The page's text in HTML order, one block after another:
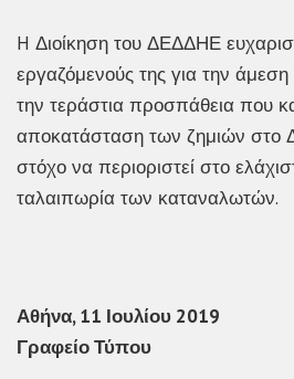
H Διοίκηση του ΔΕΔΔΗΕ
εργαζόμενούς της για την
την τεράστια προσπάθεια που
αποκατάσταση των ζημιών στο
στόχο να περιοριστεί στο
ταλαιπωρία των καταναλωτών.
Αθήνα, 11 Ιουλίου
Γραφείο Τύπου